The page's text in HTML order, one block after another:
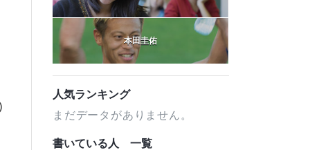
本田圭佑
人気ランキング
まだデータがありません。
書いている人 一覧